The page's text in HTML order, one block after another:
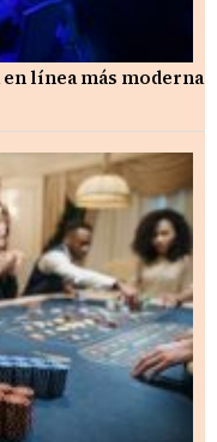
en línea más moderna